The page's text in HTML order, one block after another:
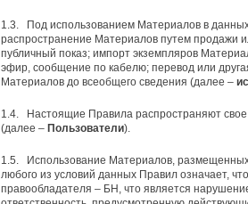
1.3. Под использованием Материалов в
распространение Материалов путем продажи
публичный показ; импорт экземпляров
эфир, сообщение по кабелю; перевод или
Материалов до всеобщего сведения (далее –
1.4. Настоящие Правила распространяют
(далее – Пользователи).
1.5. Использование Материалов,
любого из условий данных Правил означает,
правообладателя – БН, что является